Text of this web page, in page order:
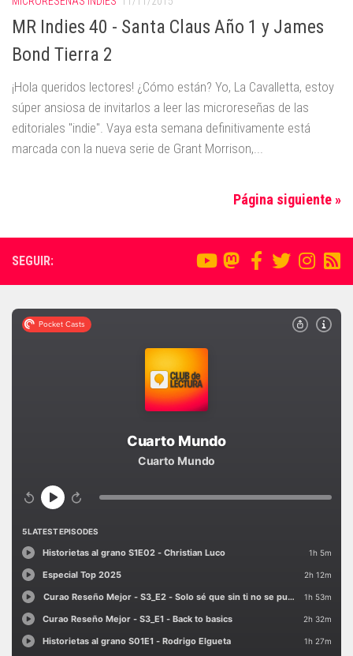
MR Indies 40 - Santa Claus Año 1 y James
Bond Tierra 2
¡Hola queridos lectores! ¿Cómo están? Yo, La Cavalletta, estoy
súper ansiosa de invitarlos a leer las microreseñas de las
editoriales "indie". Vaya esta semana definitivamente está
marcada con la nueva serie de Grant Morrison,...
Página siguiente »
SEGUIR: